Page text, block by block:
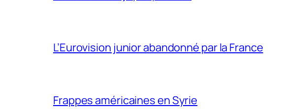
L’Eurovision junior abandonné par la France
Frappes américaines en Syrie